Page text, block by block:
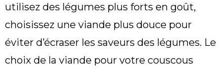
utilisez des légumes plus forts en goût,
choisissez une viande plus douce pour
éviter d’écraser les saveurs des légumes. Le
choix de la viande pour votre couscous